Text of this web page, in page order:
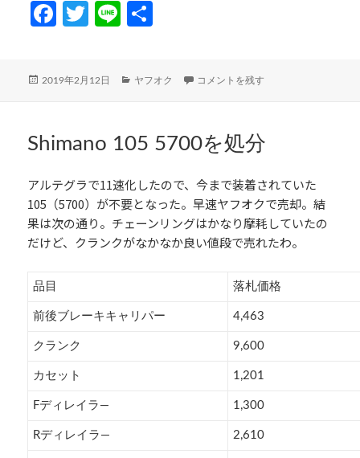
Fa
o
k
T
er
Li
投
2019年2月12日
カ
ー
ヤフオク 大型の品物の為、ヤフオクでヤマト
コメントを残す
Shimano 105 5700を処分
アルテグラで11速化したので、今まで装着されていた
105（5700）が不要となった。早速ヤフオクで売却。結
果は次の通り。チェーンリングはかなり摩耗していたの
だけど、クランクがなかなか良い値段で売れたわ。
品目 落札価格
前後ブレーキキャリパー 4,463
クランク 9,600
カセット 1,201
Fディレイラ― 1,300
Rディレイラ― 2,610